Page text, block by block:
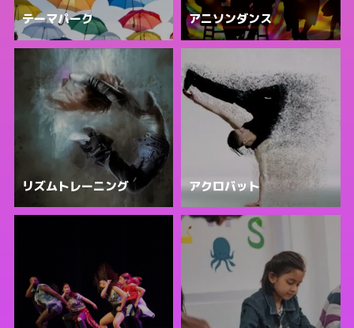
テーマパーク アニソンダンス
リズムトレーニング アクロバット